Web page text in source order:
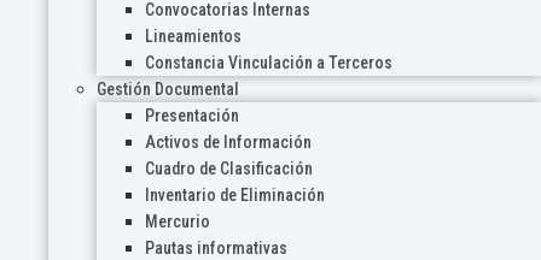
Convocatorias Internas
Lineamientos
Constancia Vinculación a Terceros
Gestión Documental
Presentación
Activos de Información
Cuadro de Clasificación
Inventario de Eliminación
Mercurio
Pautas informativas